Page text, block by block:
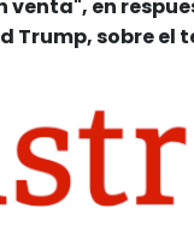
venta", en
Trump, sobre el